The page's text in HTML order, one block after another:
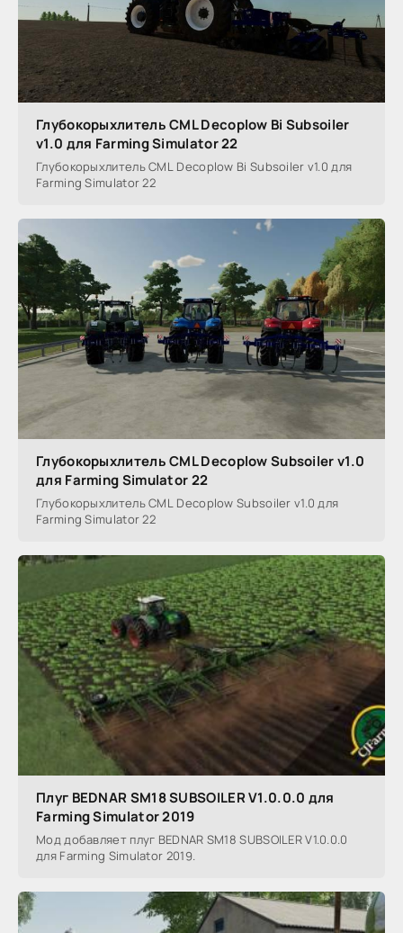
Глубокорыхлитель CML Decoplow Bi Subsoiler
v1.0 для Farming Simulator 22
Глубокорыхлитель CML Decoplow Bi Subsoiler v1.0 для
Farming Simulator 22
Глубокорыхлитель CML Decoplow Subsoiler v1.0
для Farming Simulator 22
Глубокорыхлитель CML Decoplow Subsoiler v1.0 для
Farming Simulator 22
Плуг BEDNAR SM18 SUBSOILER V1.0.0.0 для
Farming Simulator 2019
Мод добавляет плуг BEDNAR SM18 SUBSOILER V1.0.0.0
для Farming Simulator 2019.